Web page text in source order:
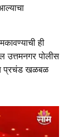
ही
उत्तमनगर पोलीस
प्रचंड खळबळ